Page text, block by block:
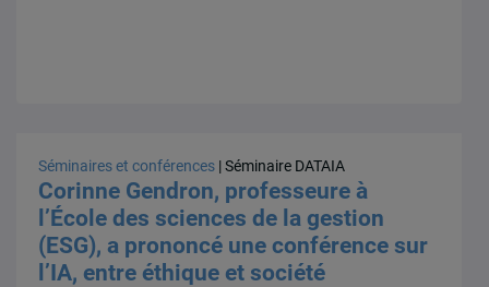
Séminaires et conférences | Séminaire DATAIA
Corinne Gendron, professeure à
l’École des sciences de la gestion
(ESG), a prononcé une conférence sur
l’IA, entre éthique et société